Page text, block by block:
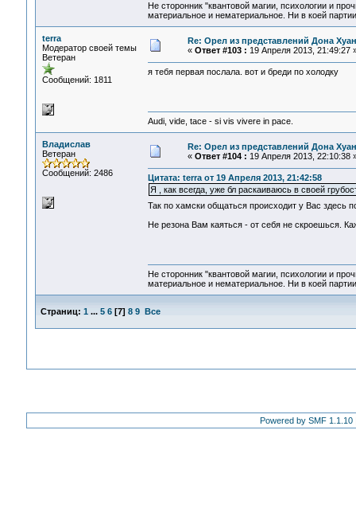
Не сторонник "квантовой магии, психологии и
материальное и нематериальное. Ни в коей
terra
Модератор своей темы
Ветеран
Сообщений: 1811
Re: Орел из представлений Дона
« Ответ #103 : 19 Апреля 2013, 21:49:27
я тебя первая послала. вот и бреди по холодку
Audi, vide, tace - si vis vivere in pace.
Владислав
Ветеран
Сообщений: 2486
Re: Орел из представлений Дона
« Ответ #104 : 19 Апреля 2013, 22:10:38
Цитата: terra от 19 Апреля 2013, 21:42:58
Я , как всегда, уже бл раскаиваюсь в своей
Так по хамски общаться происходит у Вас здесь
Не резона Вам каяться - от себя не скроешься.
Не сторонник "квантовой магии, психологии и
материальное и нематериальное. Ни в коей
Страниц: 1 ... 5 6[7] 8 9 Все
Powered by SMF 1.1.10